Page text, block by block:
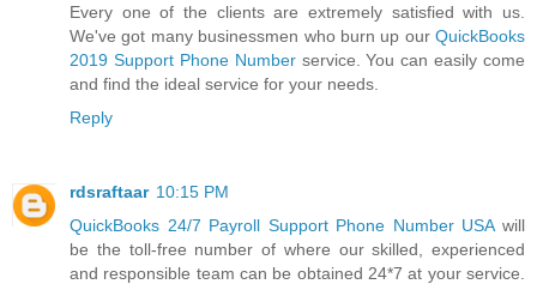
Every one of the clients are extremely satisfied with us.
We've got many businessmen who burn up our QuickBooks
2019 Support Phone Numberservice. You can easily come
and find the ideal service for your needs.
Reply
rdsraftaar 10:15 PM
QuickBooks 24/7 Payroll Support Phone Number USAwill
be the toll-free number of where our skilled, experienced
and responsible team can be obtained 24*7 at your service.